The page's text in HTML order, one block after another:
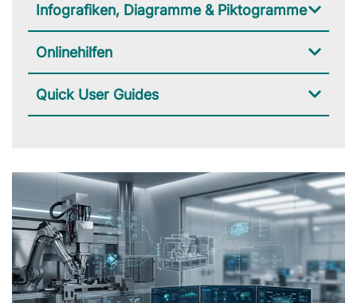
Infografiken, Diagramme & Piktogramme
Onlinehilfen
Quick User Guides